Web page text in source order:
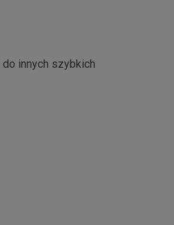
do innych szybkich